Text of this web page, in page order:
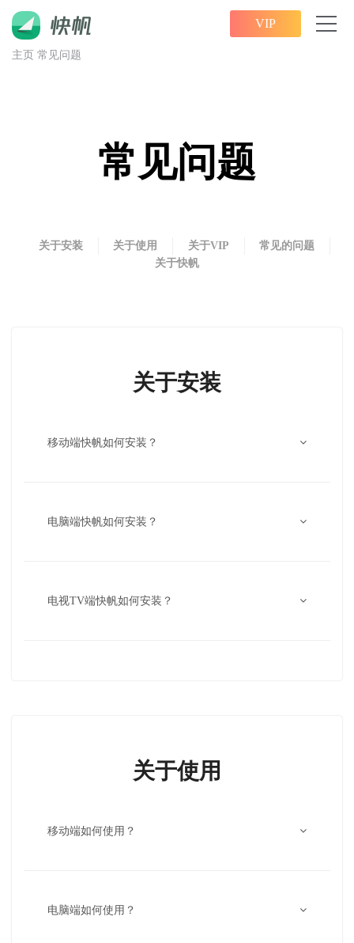
VIP
主页 常见问题
常见问题
关于安装 关于使用 关于VIP
常见的问题
关于快帆
关于安装
移动端快帆如何安装？
电脑端快帆如何安装？
电视TV端快帆如何安装？
关于使用
移动端如何使用？
电脑端如何使用？